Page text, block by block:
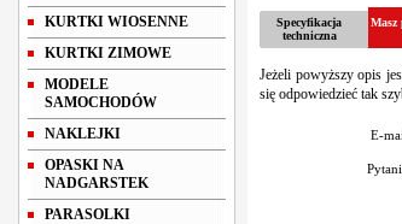
KURTKI WIOSENNE
KURTKI ZIMOWE
MODELE
SAMOCHODÓW
NAKLEJKI
OPASKI NA
NADGARSTEK
PARASOLKI
Specyfikacja
techniczna
Masz
Jeżeli powyższy opis
się odpowiedzieć tak
E-